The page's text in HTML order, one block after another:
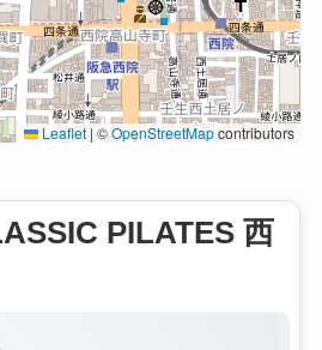
Leaflet | ©OpenStreetMapcontributors
PILATES 西